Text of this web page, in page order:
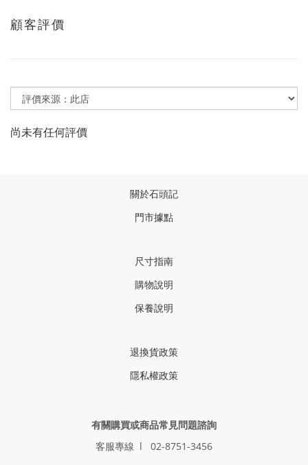
顧客評價
尚未有任何評價
關於石頭記
門市據點
尺寸指南
購物說明
保養說明
退換貨政策
隱私權政策
有關購買或商品常見問題諮詢
客服專線 l 02-8751-3456